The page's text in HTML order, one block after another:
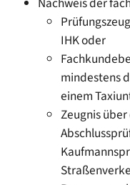
IHK oder
mindestens
einem
Zeugnis